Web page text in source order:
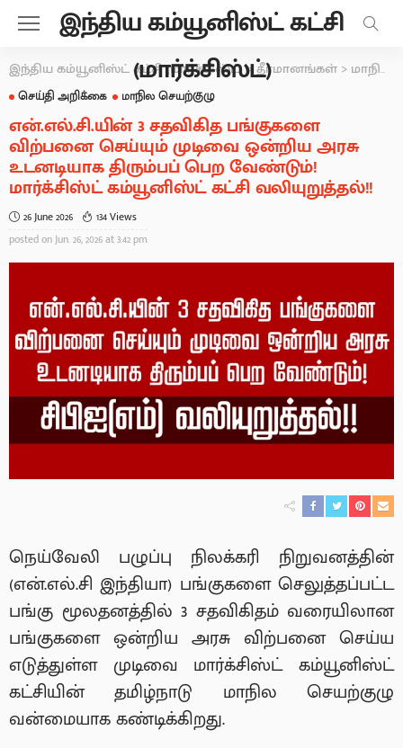
இந்திய கம்யூனிஸ்ட் கட்சி
(மார்க்சிஸ்ட்)
இந்திய கம்யூனிஸ்ட் கட்சி (மார்க்சிஸ்ட்)>தீர்மானங்கள் > மாநில செயற்குழு
செய்தி அறிக்கை மாநில செயற்குழு
என்.எல்.சி.யின் 3 சதவிகித பங்குகளை
விற்பனை செய்யும் முடிவை ஒன்றிய அரசு
உடனடியாக திரும்பப் பெற வேண்டும்!
மார்க்சிஸ்ட் கம்யூனிஸ்ட் கட்சி வலியுறுத்தல்!!
26 June 2026
134 Views
posted onJun. 26, 2026 at 3:42 pm
நெய்வேலி பழுப்பு நிலக்கரி நிறுவனத்தின்
(என்.எல்.சி இந்தியா) பங்குகளை செலுத்தப்பட்ட
பங்கு மூலதனத்தில் 3 சதவிகிதம் வரையிலான
பங்குகளை ஒன்றிய அரசு விற்பனை செய்ய
எடுத்துள்ள முடிவை மார்க்சிஸ்ட் கம்யூனிஸ்ட்
கட்சியின் தமிழ்நாடு மாநில செயற்குழு
வன்மையாக கண்டிக்கிறது.